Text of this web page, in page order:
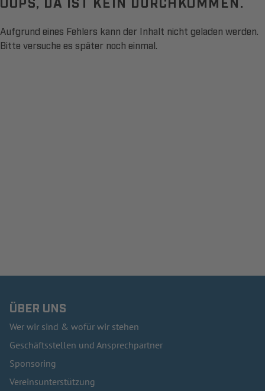
Aufgrund eines Fehlers kann der Inhalt nicht geladen werden.
Bitte versuche es später noch einmal.
ÜBER UNS
Wer wir sind & wofür wir stehen
Geschäftsstellen und Ansprechpartner
Sponsoring
Vereinsunterstützung